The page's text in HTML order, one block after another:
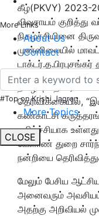
More Links
About Us
Contact
#Top on Krishi Jagran
More Topics
CLOSE
கீழ்(PKVY)
விவசாயம் குறித்து
நிகழ்ச்சியினை
முன்னிலையில்
நிகழ்வு தொடர்பாக
தெரிவிக்கையில், “
கண்காட்சி
மகிழ்ச்சியாக
வேளாண் துறை
நன்றியை
மேலும் பேசிய
அனைவரும்
அதற்கு அறிவியல்